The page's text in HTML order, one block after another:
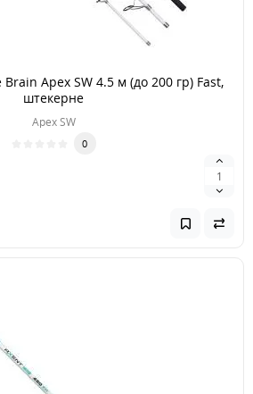
Apex SW 4.5 м (до 200 гр) Fast,
штекерне
Apex SW
0